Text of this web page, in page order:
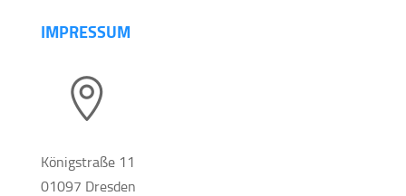
IMPRESSUM

Königstraße 11
01097 Dresden